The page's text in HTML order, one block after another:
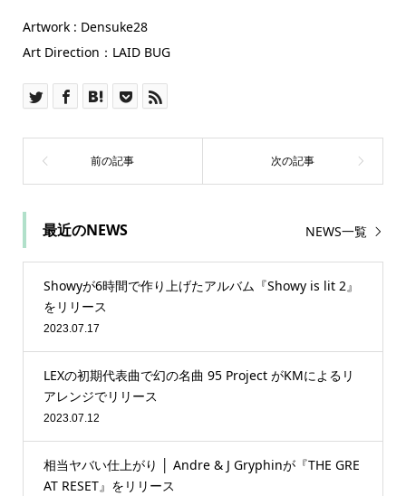
Artwork : Densuke28
Art Direction：LAID BUG
最近のNEWS NEWS一覧
Showyが6時間で作り上げたアルバム『Showy is lit 2』
をリリース
2023.07.17
LEXの初期代表曲で幻の名曲 95 Project がKMによるリ
アレンジでリリース
2023.07.12
相当ヤバい仕上がり │ Andre & J Gryphinが『THE GRE
AT RESET』をリリース